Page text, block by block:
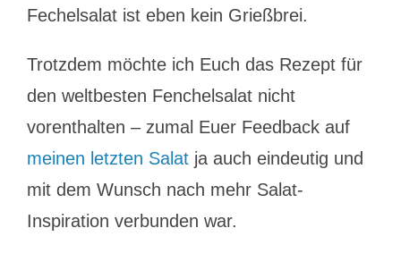
Fechelsalat ist eben kein Grießbrei.
Trotzdem möchte ich Euch das Rezept für
den weltbesten Fenchelsalat nicht
vorenthalten – zumal Euer Feedback auf
meinen letzten Salatja auch eindeutig und
mit dem Wunsch nach mehr Salat-
Inspiration verbunden war.